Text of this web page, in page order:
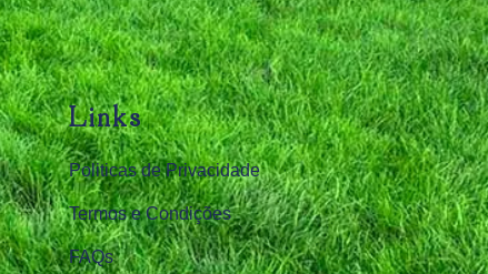
Links
Politicas de Privacidade
Termos e Condições
FAQs